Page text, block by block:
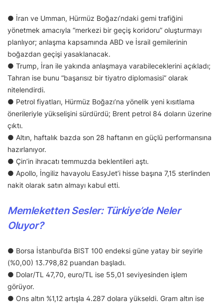
● İran ve Umman, Hürmüz Boğazı’ndaki gemi trafiğini
yönetmek amacıyla “merkezi bir geçiş koridoru” oluşturmayı
planlıyor; anlaşma kapsamında ABD ve İsrail gemilerinin
boğazdan geçişi yasaklanacak.
● Trump, İran ile yakında anlaşmaya varabileceklerini açıkladı;
Tahran ise bunu “başarısız bir tiyatro diplomasisi” olarak
nitelendirdi.
● Petrol fiyatları, Hürmüz Boğazı’na yönelik yeni kısıtlama
önerileriyle yükselişini sürdürdü; Brent petrol 84 doların üzerine
çıktı.
● Altın, haftalık bazda son 28 haftanın en güçlü performansına
hazırlanıyor.
● Çin’in ihracatı temmuzda beklentileri aştı.
● Apollo, İngiliz havayolu EasyJet’i hisse başına 7,15 sterlinden
nakit olarak satın almayı kabul etti.
Memleketten Sesler: Türkiye’de Neler
Oluyor?
● Borsa İstanbul’da BIST 100 endeksi güne yatay bir seyirle
(%0,00) 13.798,82 puandan başladı.
● Dolar/TL 47,70, euro/TL ise 55,01 seviyesinden işlem
görüyor.
● Ons altın %1,12 artışla 4.287 dolara yükseldi. Gram altın ise